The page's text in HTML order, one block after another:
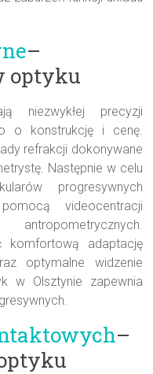
–
optyku
niezwykłej precyzji
o konstrukcję i cenę.
refrakcji dokonywane
Następnie w celu
progresywnych
videocentracji
adaptację
optymalne widzenie
w Olsztynie zapewnia
–